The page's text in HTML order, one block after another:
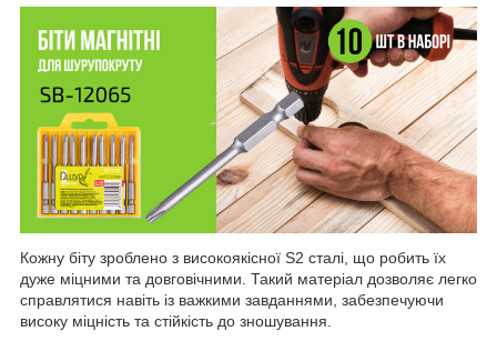
Кожну біту зроблено з високоякісної S2 сталі, що робить їх
дуже міцними та довговічними. Такий матеріал дозволяє легко
справлятися навіть із важкими завданнями, забезпечуючи
високу міцність та стійкість до зношування.